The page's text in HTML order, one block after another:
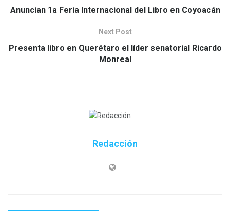
Anuncian 1a Feria Internacional del Libro en Coyoacán
Next Post
Presenta libro en Querétaro el líder senatorial Ricardo
Monreal
Redacción